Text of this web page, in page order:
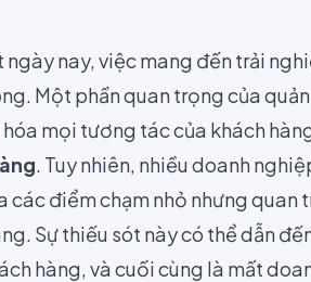
nay, việc mang đến trải
Một phần quan trọng của
hóa mọi tương tác của khách
. Tuy nhiên, nhiều doanh
các điểm chạm nhỏ nhưng quan
Sự thiếu sót này có thể dẫn
hàng, và cuối cùng là mất